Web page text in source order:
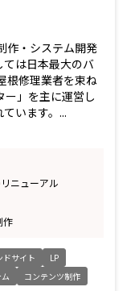
作・システム開発
ては日本最大のバ
根修理業者を束ね
ー」を主に運営し
います。...
ニューアル
作
ドサイト
LP
コンテンツ制作